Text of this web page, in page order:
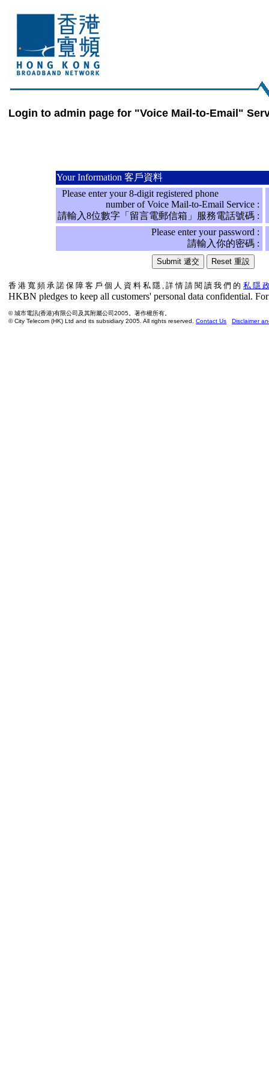
Login to admin page for "Voice Mail-to-Email"
Your Information 客戶資料
Please enter your 8-digit registered phone
number of Voice Mail-to-Email Service :
請輸入8位數字「留言電郵信箱」服務電話號碼 :
Please enter your password :
請輸入你的密碼 :
香 港 寬 頻 承 諾 保 障 客 戶 個 人 資 料 私 隱 , 詳 情 請 閱 讀 我 們 的 私 隱
HKBN pledges to keep all customers' personal data confidential.
© 城市電訊(香港)有限公司及其附屬公司2005。著作權所有。
© City Telecom (HK) Ltd and its subsidiary 2005. All rights reserved. Contact Us Disclaimer